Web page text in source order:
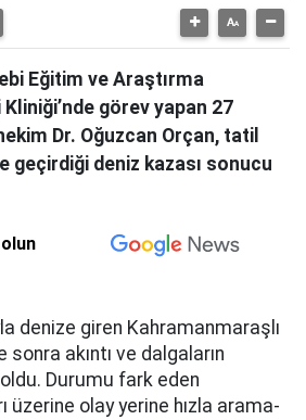
Eğitim ve Araştırma
görev yapan 27
Dr. Oğuzcan Orçan, tatil
geçirdiği deniz kazası sonucu
denize giren Kahramanmaraşlı
akıntı ve dalgaların
Durumu fark eden
üzerine olay yerine hızla arama-